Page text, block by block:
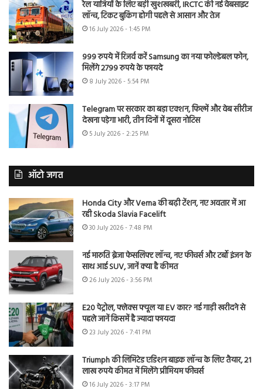
रेल यात्रियों के लिए बड़ी खुशखबरी, IRCTC की नई वेबसाइट
लॉन्च, टिकट बुकिंग होगी पहले से आसान और तेज
16 July 2026 - 1:45 PM
999 रुपये में रिजर्व करें Samsung का नया फोल्डेबल फोन,
मिलेंगे 2799 रुपये के फायदे
8 July 2026 - 5:54 PM
Telegram पर सरकार का बड़ा एक्शन, फिल्में और वेब सीरीज
देखना पड़ेगा भारी, तीन दिनों में दूसरा नोटिस
5 July 2026 - 2:25 PM
ऑटो जगत
Honda City और Verna की बढ़ी टेंशन, नए अवतार में आ
रही Skoda Slavia Facelift
30 July 2026 - 7:48 PM
नई मारुति ब्रेजा फेसलिफ्ट लॉन्च, नए फीचर्स और टर्बो इंजन के
साथ आई SUV, जानें क्या है कीमत
26 July 2026 - 3:56 PM
E20 पेट्रोल, फ्लेक्स फ्यूल या EV कार? नई गाड़ी खरीदने से
पहले जानें किसमें है ज्यादा फायदा
23 July 2026 - 7:41 PM
Triumph की लिमिटेड एडिशन बाइक लॉन्च के लिए तैयार, 21
लाख रुपये कीमत में मिलेंगे प्रीमियम फीचर्स
16 July 2026 - 3:17 PM